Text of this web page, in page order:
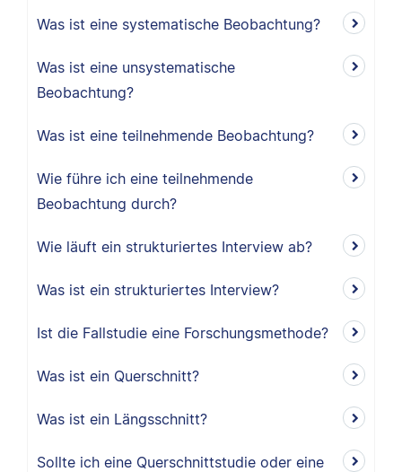
Was ist eine systematische Beobachtung?
Was ist eine unsystematische
Beobachtung?
Was ist eine teilnehmende Beobachtung?
Wie führe ich eine teilnehmende
Beobachtung durch?
Wie läuft ein strukturiertes Interview ab?
Was ist ein strukturiertes Interview?
Ist die Fallstudie eine Forschungsmethode?
Was ist ein Querschnitt?
Was ist ein Längsschnitt?
Sollte ich eine Querschnittstudie oder eine